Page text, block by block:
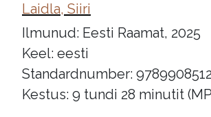
Laidla, Siiri
Ilmunud: Eesti Raamat, 2025
Keel: eesti
Standardnumber:
Kestus: 9 tundi 28 minutit